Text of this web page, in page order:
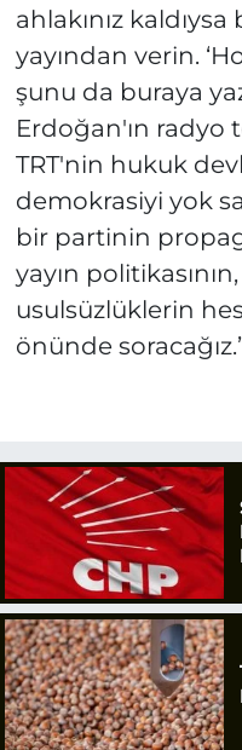
ahlakınız kaldıysa
yayından verin.
şunu da buraya
Erdoğan'ın radyo
TRT'nin hukuk
demokrasiyi yok
bir partinin
yayın
usulsüzlüklerin
önünde